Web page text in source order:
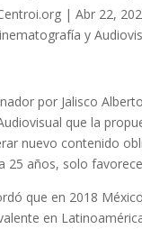
|Abr 22,
y
por Jalisco
que la
nuevo contenido
25 años, solo
que en 2018
en